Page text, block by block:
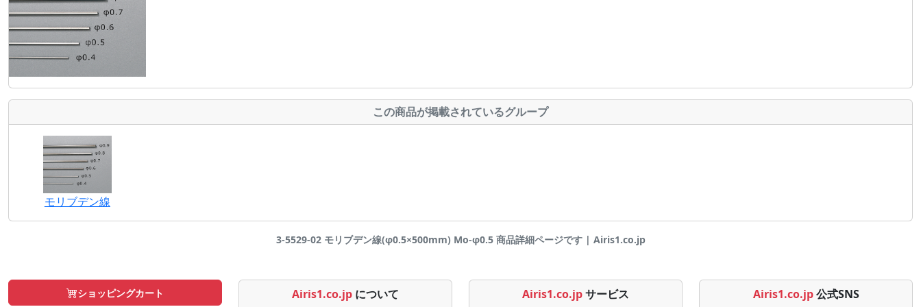
この商品が掲載されているグループ
モリブデン線
3-5529-02 モリブデン線(φ0.5×500mm) Mo-φ0.5 商品詳細ページです | Airis1.co.jp
ショッピングカート Airis1.co.jp について Airis1.co.jpサービス Airis1.co.jp 公式SNS